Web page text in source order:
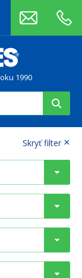
1990
Skryť filter ×